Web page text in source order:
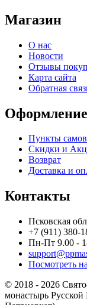
Магазин
О нас
Новости
Отзывы
Карта сайта
Обратная
Оформление
Пункты
Скидки и
Возврат
Доставка и
Контакты
Псковская
+7 (911) 380-
Пн-Пт 9.00 -
Посмотреть
© 2018 - 2026
монастырь